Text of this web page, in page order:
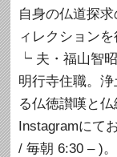
自身の仏道探
ィレクションを
┕ 夫・福山智昭
明行寺住職。
る仏徳讃嘆と仏
Instagramにて
/ 毎朝 6:30 – )